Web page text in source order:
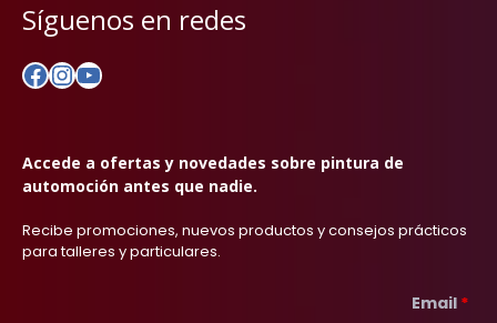
Síguenos en redes
Facebook
Instagram
YouTube
Accede a ofertas y novedades sobre pintura de
automoción antes que nadie.
Recibe promociones, nuevos productos y consejos prácticos
para talleres y particulares.
Email *